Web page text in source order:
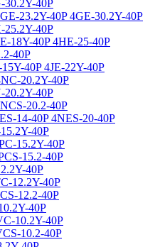
30.2Y-40P
23.2Y-40P 4GE-30.2Y-40P
25.2Y-40P
18Y-40P 4HE-25-40P
40P
40P 4JE-22Y-40P
20.2Y-40P
20.2Y-40P
20.2-40P
14-40P 4NES-20-40P
40P
15.2Y-40P
15.2-40P
40P
12.2Y-40P
12.2-40P
40P
10.2Y-40P
10.2-40P